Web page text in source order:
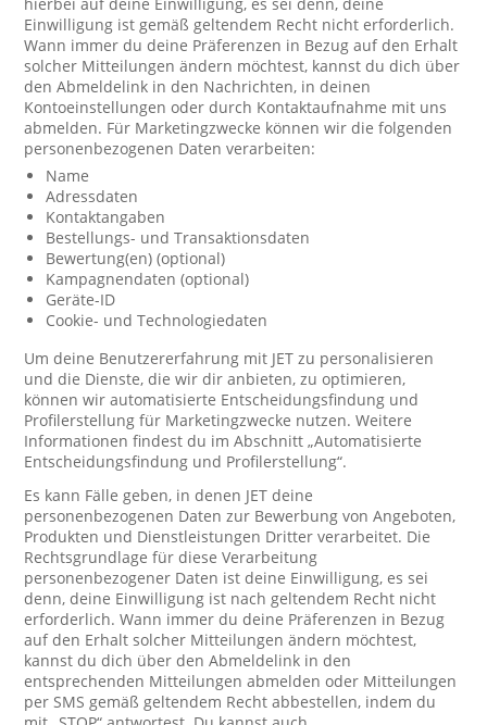
Einwilligung ist gemäß geltendem Recht nicht erforderlich.
Wann immer du deine Präferenzen in Bezug auf den Erhalt
solcher Mitteilungen ändern möchtest, kannst du dich über
den Abmeldelink in den Nachrichten, in deinen
Kontoeinstellungen oder durch Kontaktaufnahme mit uns
abmelden. Für Marketingzwecke können wir die folgenden
personenbezogenen Daten verarbeiten:
Name
Adressdaten
Kontaktangaben
Bestellungs- und Transaktionsdaten
Bewertung(en) (optional)
Kampagnendaten (optional)
Geräte-ID
Cookie- und Technologiedaten
Um deine Benutzererfahrung mit JET zu personalisieren
und die Dienste, die wir dir anbieten, zu optimieren,
können wir automatisierte Entscheidungsfindung und
Profilerstellung für Marketingzwecke nutzen. Weitere
Informationen findest du im Abschnitt „Automatisierte
Entscheidungsfindung und Profilerstellung“.
Es kann Fälle geben, in denen JET deine
personenbezogenen Daten zur Bewerbung von Angeboten,
Produkten und Dienstleistungen Dritter verarbeitet. Die
Rechtsgrundlage für diese Verarbeitung
personenbezogener Daten ist deine Einwilligung, es sei
denn, deine Einwilligung ist nach geltendem Recht nicht
erforderlich. Wann immer du deine Präferenzen in Bezug
auf den Erhalt solcher Mitteilungen ändern möchtest,
kannst du dich über den Abmeldelink in den
entsprechenden Mitteilungen abmelden oder Mitteilungen
per SMS gemäß geltendem Recht abbestellen, indem du